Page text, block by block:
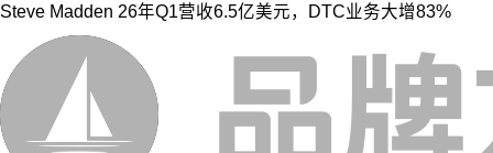
Steve Madden 26年Q1营收6.5亿美元，DTC业务大增83%